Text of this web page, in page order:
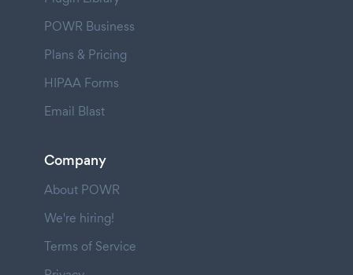
POWR Business
Plans & Pricing
HIPAA Forms
Email Blast
Company
About POWR
We're hiring!
Terms of Service